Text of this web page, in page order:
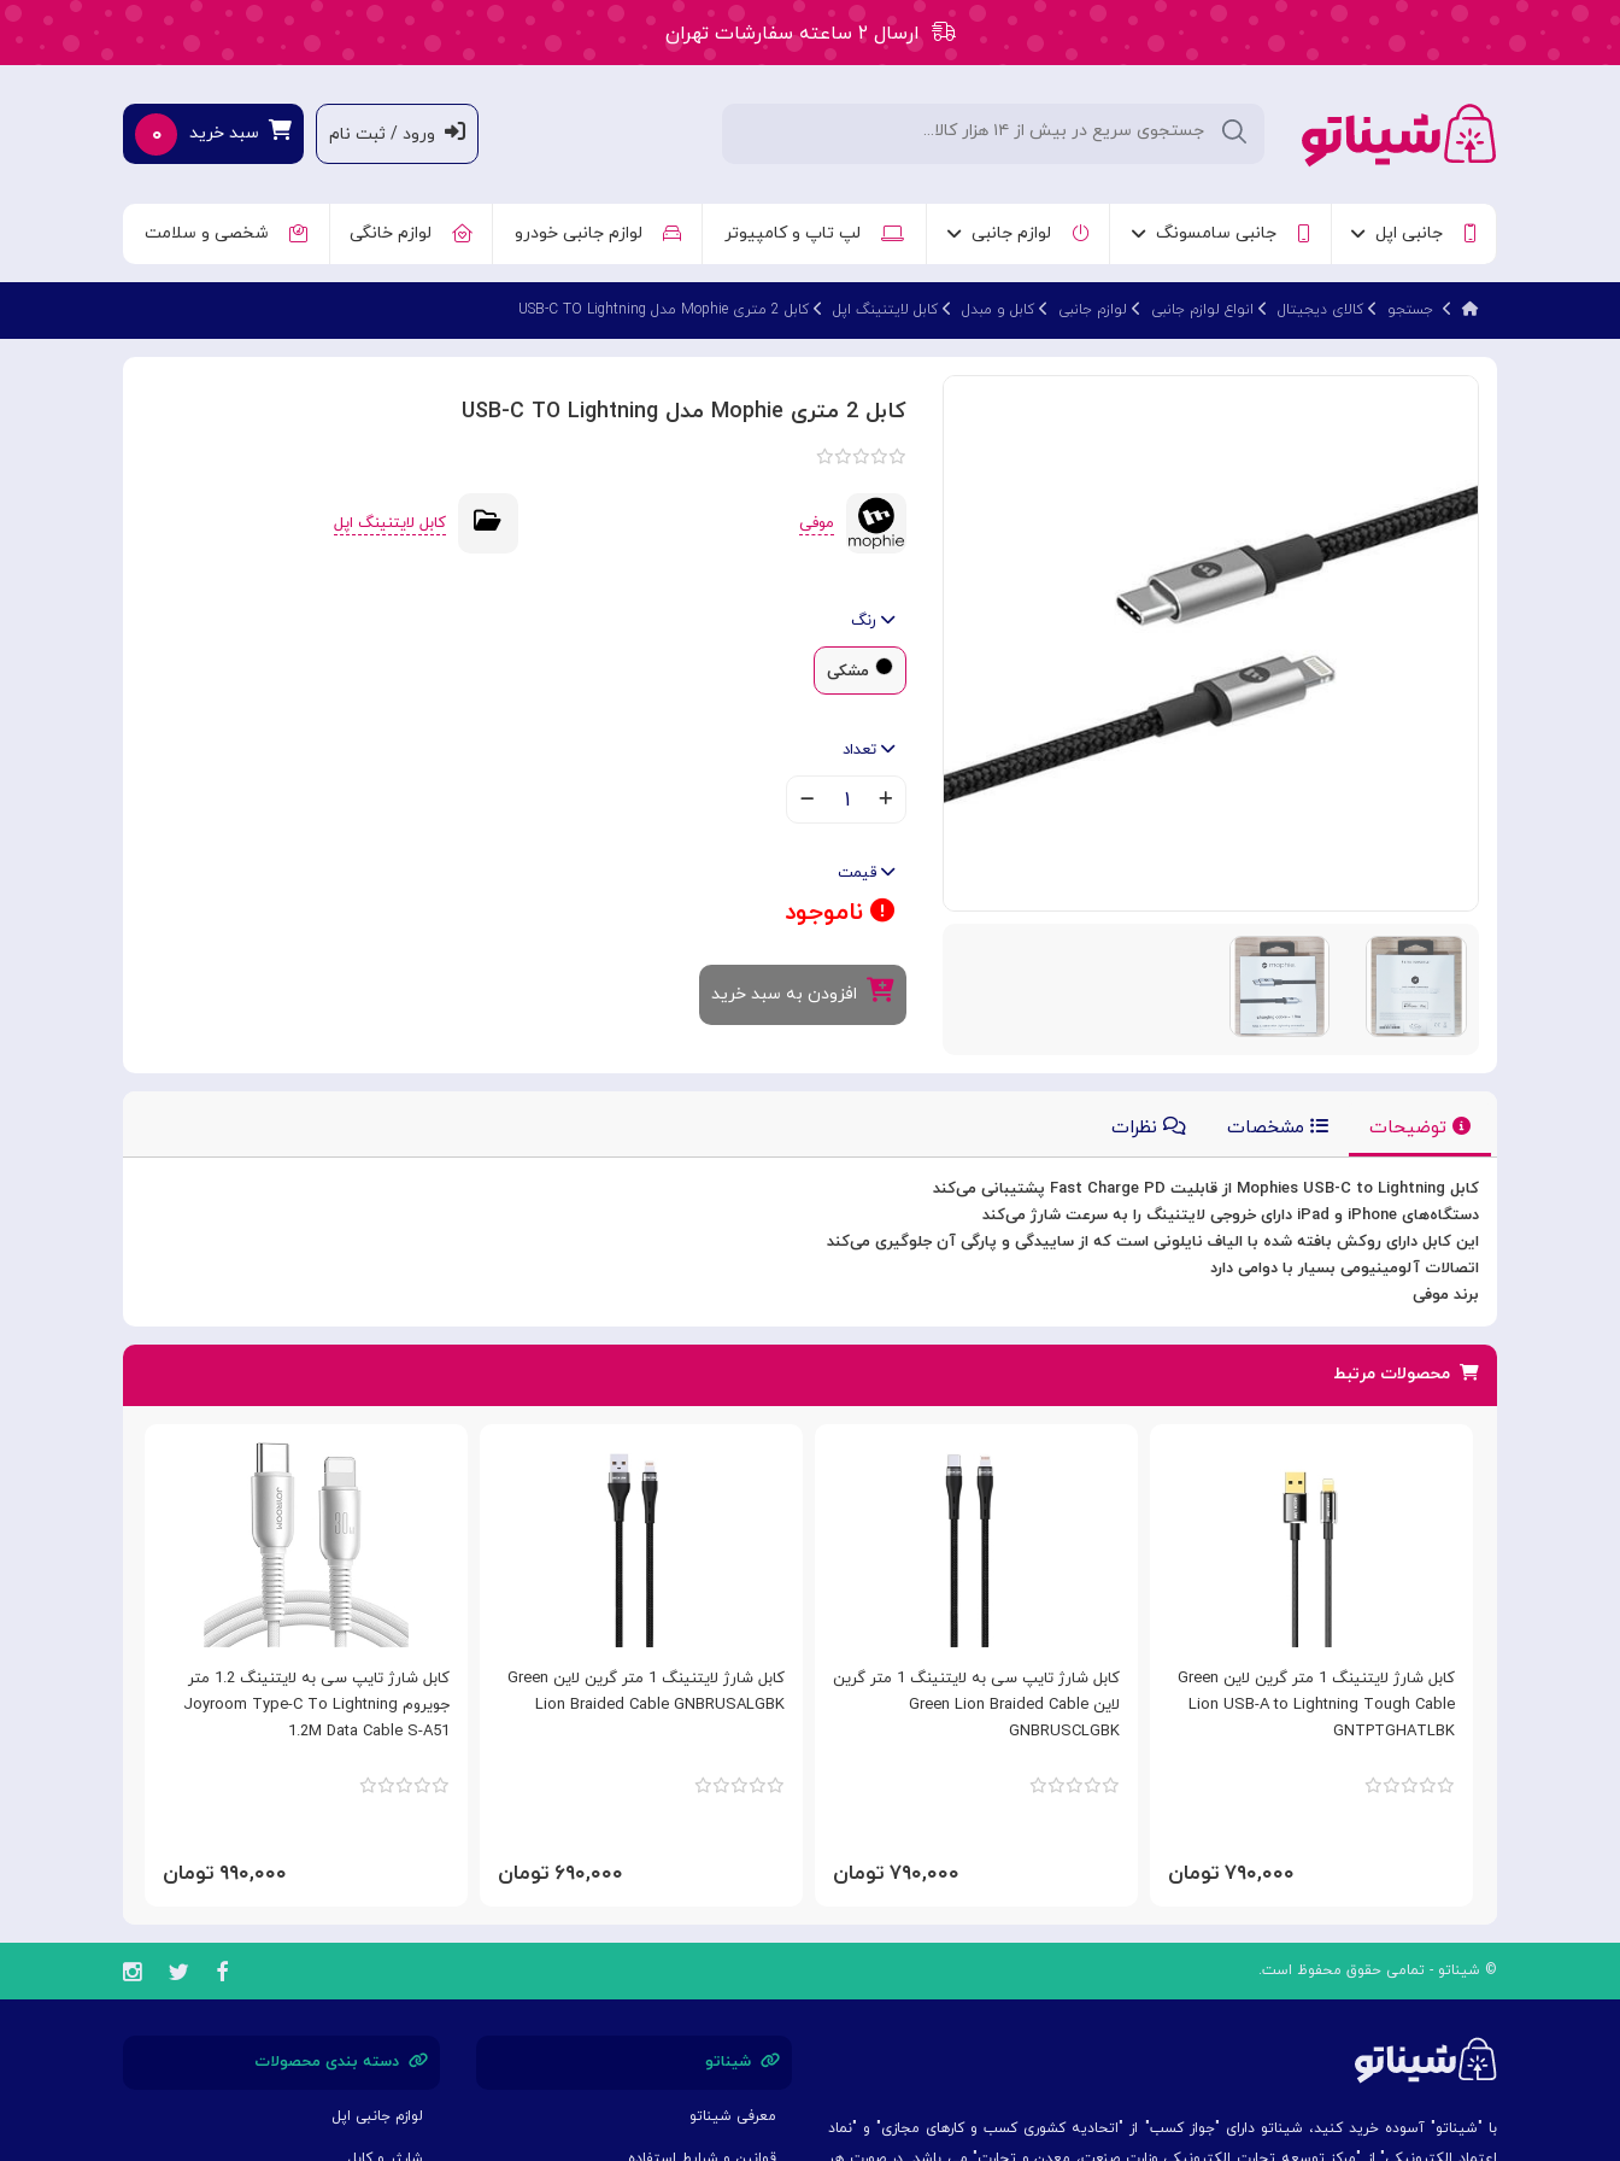
ارسال ۲ ساعته سفارشات تهران
ورود / ثبت نام سبد خرید ۰
جانبی اپل جانبی سامسونگ لوازم جانبی لپ تاپ و کامپیوتر لوازم جانبی خودرو لوازم خانگی شخصی و سلامت
جستجو کالای دیجیتال انواع لوازم جانبی لوازم جانبی کابل و مبدل کابل لایتنینگ اپل کابل 2 متری Mophie مدل USB-C TO Lightning
کابل 2 متری Mophie مدل USB-C TO Lightning
موفی کابل لایتنینگ اپل
رنگ
مشکی
تعداد
۱
قیمت
ناموجود
افزودن به سبد خرید
توضیحات مشخصات نظرات
کابل Mophies USB-C to Lightning از قابلیت Fast Charge PD پشتیبانی می‌کند
دستگاه‌های iPhone و iPad دارای خروجی لایتنینگ را به سرعت شارژ می‌کند
این کابل دارای روکش بافته شده با الیاف نایلونی است که از ساییدگی و پارگی آن جلوگیری می‌کند
اتصالات آلومینیومی بسیار با دوامی دارد
برند موفی
محصولات مرتبط
کابل شارژ تایپ سی به لایتنینگ 1.2 متر
جویروم Joyroom Type-C To Lightning
1.2M Data Cable S-A51
۹۹۰,۰۰۰ تومان
کابل شارژ لایتنینگ 1 متر گرین لاین Green
Lion Braided Cable GNBRUSALGBK
۶۹۰,۰۰۰ تومان
کابل شارژ تایپ سی به لایتنینگ 1 متر گرین
لاین Green Lion Braided Cable
GNBRUSCLGBK
۷۹۰,۰۰۰ تومان
کابل شارژ لایتنینگ 1 متر گرین لاین Green
Lion USB-A to Lightning Tough Cable
GNTPTGHATLBK
۷۹۰,۰۰۰ تومان
© شیناتو - تمامی حقوق محفوظ است.
با "شیناتو" آسوده خرید کنید، شیناتو دارای "جواز کسب" از "اتحادیه کشوری کسب و کارهای مجازی" و "نماد
شیناتو
معرفی شیناتو
دسته بندی محصولات
لوازم جانبی اپل